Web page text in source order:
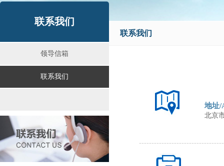
联系我们
领导信箱
联系我们
联系我们
地址/
北京